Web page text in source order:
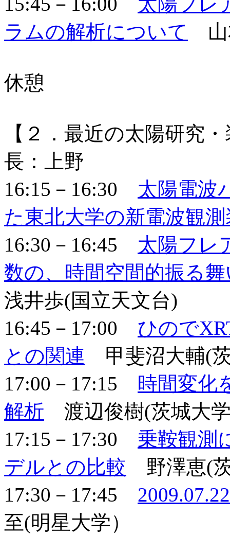
ラムの解析について
山
休憩
【２．最近の太陽研究
長：上野
16:15－16:30 太陽電波
た東北大学の新電波観
16:30－16:45 太陽フレ
数の、時間空間的振る
浅井歩(国立天文台)
16:45－17:00 ひので
との関連 甲斐沼大輔(
17:00－17:15 時間変化
解析 渡辺俊樹(茨城大
17:15－17:30 乗鞍観測
デルとの比較 野澤恵(
17:30－17:45
至(明星大学）